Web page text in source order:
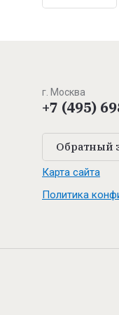
г. Москва
+7 (495)
Обратный
Карта сайта
Политика